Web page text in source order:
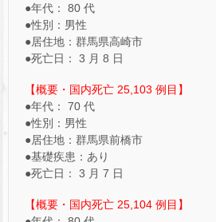
●年代： 80 代
●性別：男性
●居住地：群馬県高崎市
●死亡日： 3 月 8 日
【概要・国内死亡 25,103 例目】
●年代： 70 代
●性別：男性
●居住地：群馬県前橋市
●基礎疾患：あり
●死亡日： 3 月 7 日
【概要・国内死亡 25,104 例目】